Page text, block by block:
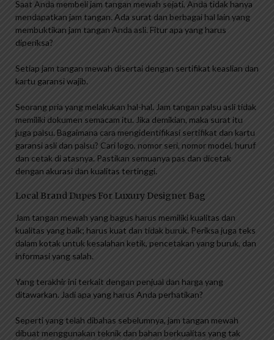
Saat Anda membeli jam tangan mewah sejati, Anda tidak hanya
mendapatkan jam tangan. Ada surat dan berbagai hal lain yang
membuktikan jam tangan Anda asli. Fitur apa yang harus
diperiksa?
Setiap jam tangan mewah disertai dengan sertifikat keaslian dan
kartu garansi wajib.
Seorang pria yang melakukan hal-hal. Jam tangan palsu asli tidak
memiliki dokumen semacam itu. Jika demikian, maka surat itu
juga palsu. Bagaimana cara mengidentifikasi sertifikat dan kartu
garansi asli dan palsu? Cari logo, nomor seri, nomor model, huruf
dan cetak di atasnya. Pastikan semuanya pas dan dicetak
dengan akurasi dan kualitas tertinggi.
Local Brand Dupes For Luxury Designer Bag
Jam tangan mewah yang bagus harus memiliki kualitas dan
kualitas yang baik; harus kuat dan tidak buruk. Periksa juga teks
dalam kotak untuk kesalahan ketik, pencetakan yang buruk, dan
informasi yang salah.
Yang terakhir ini terkait dengan penjual dan harga yang
ditawarkan. Jadi apa yang harus Anda perhatikan?
Seperti yang telah dibahas sebelumnya, jam tangan mewah
dibuat menggunakan teknik dan bahan berkualitas yang tak